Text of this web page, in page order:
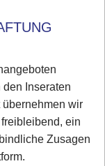
Inseraten
wir
ein
Zusagen